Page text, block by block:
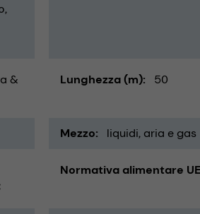
&
Lunghezza (m) 50
Mezzo liquidi aria e gas
Normativa alimentare